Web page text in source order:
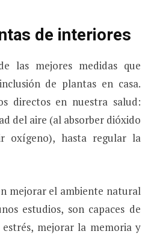
de interiores
las mejores medidas que
de plantas en casa.
directos en nuestra salud:
del aire (al absorber dióxido
hasta regular la
mejorar el ambiente natural
estudios, son capaces de
mejorar la memoria y